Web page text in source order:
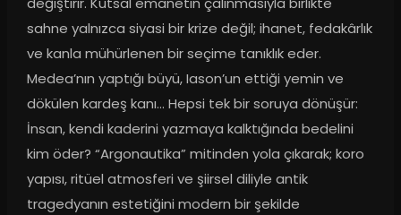
sahne yalnızca siyasi bir krize değil; ihanet, fedakârlık
ve kanla mühürlenen bir seçime tanıklık eder.
Medea’nın yaptığı büyü, Iason’un ettiği yemin ve
dökülen kardeş kanı… Hepsi tek bir soruya dönüşür:
İnsan, kendi kaderini yazmaya kalktığında bedelini
kim öder? “Argonautika” mitinden yola çıkarak; koro
yapısı, ritüel atmosferi ve şiirsel diliyle antik
tragedyanın estetiğini modern bir şekilde